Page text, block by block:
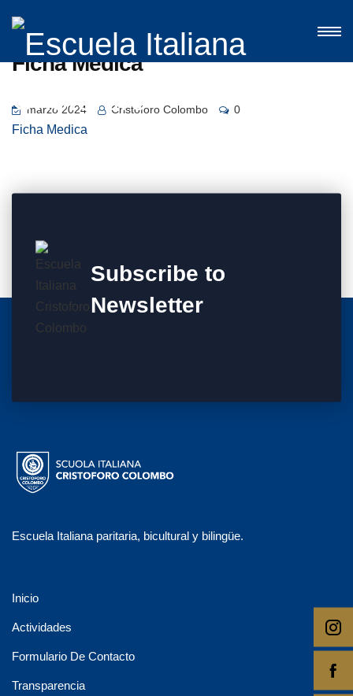
Ficha Medica
marzo 2024 Cristoforo Colombo 0
Ficha Medica
Subscribe to
Newsletter
Escuela Italiana paritaria, bicultural y bilingüe.
Inicio
Actividades
Formulario De Contacto
Transparencia